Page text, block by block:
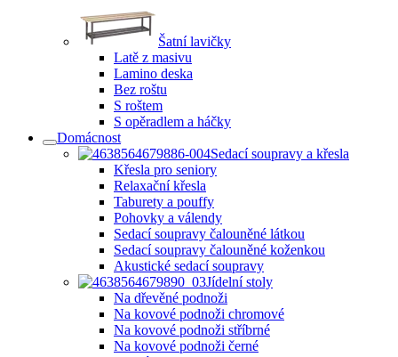
Šatní lavičky
Latě z masivu
Lamino deska
Bez roštu
S roštem
S opěradlem a háčky
Domácnost
Sedací soupravy a křesla
Křesla pro seniory
Relaxační křesla
Taburety a pouffy
Pohovky a válendy
Sedací soupravy čalouněné látkou
Sedací soupravy čalouněné koženkou
Akustické sedací soupravy
Jídelní stoly
Na dřevěné podnoži
Na kovové podnoži chromové
Na kovové podnoži stříbrné
Na kovové podnoži černé